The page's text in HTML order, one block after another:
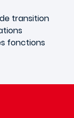
transition
fonctions